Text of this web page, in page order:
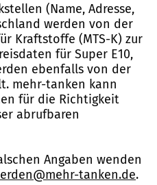
(Name, Adresse,
werden von der
Kraftstoffe (MTS-K) zur
für Super E10,
ebenfalls von der
mehr-tanken kann
für die Richtigkeit
abrufbaren
Angaben wenden
tanken.de.